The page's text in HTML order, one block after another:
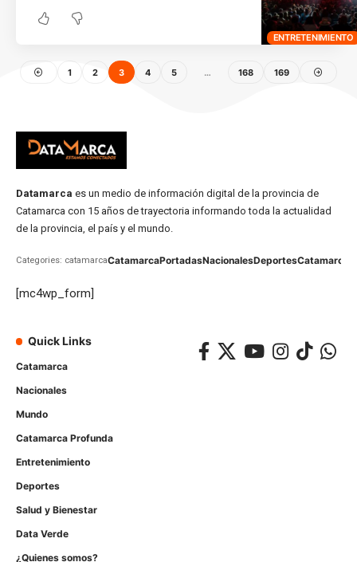
ENTRETENIMIENTO
1 2 3 4 5 … 168 169
Datamarca es un medio de información digital de la provincia de
Catamarca con 15 años de trayectoria informando toda la actualidad
de la provincia, el país y el mundo.
Categories: catamarcaCatamarcaPortadasNacionalesDeportesCatamarca
[mc4wp_form]
Quick Links
Catamarca
Nacionales
Mundo
Catamarca Profunda
Entretenimiento
Deportes
Salud y Bienestar
Data Verde
¿Quienes somos?